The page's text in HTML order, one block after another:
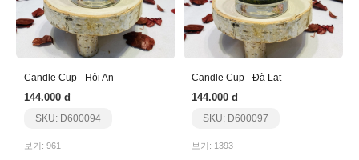
Candle Cup - Hội An
144.000 đ
SKU: D600094
보기: 961
Candle Cup - Đà Lạt
144.000 đ
SKU: D600097
보기: 1393